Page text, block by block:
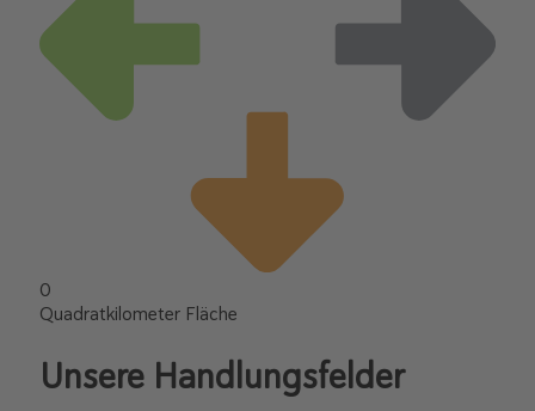
0
Quadratkilometer Fläche
Unsere Handlungsfelder